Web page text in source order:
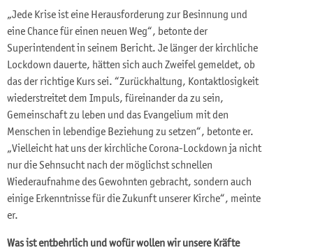
„Jede Krise ist eine Herausforderung zur Besinnung und
eine Chance für einen neuen Weg“, betonte der
Superintendent in seinem Bericht. Je länger der kirchliche
Lockdown dauerte, hätten sich auch Zweifel gemeldet, ob
das der richtige Kurs sei. “Zurückhaltung, Kontaktlosigkeit
wiederstreitet dem Impuls, füreinander da zu sein,
Gemeinschaft zu leben und das Evangelium mit den
Menschen in lebendige Beziehung zu setzen“, betonte er.
„Vielleicht hat uns der kirchliche Corona-Lockdown ja nicht
nur die Sehnsucht nach der möglichst schnellen
Wiederaufnahme des Gewohnten gebracht, sondern auch
einige Erkenntnisse für die Zukunft unserer Kirche“, meinte
er.
Was ist entbehrlich und wofür wollen wir unsere Kräfte